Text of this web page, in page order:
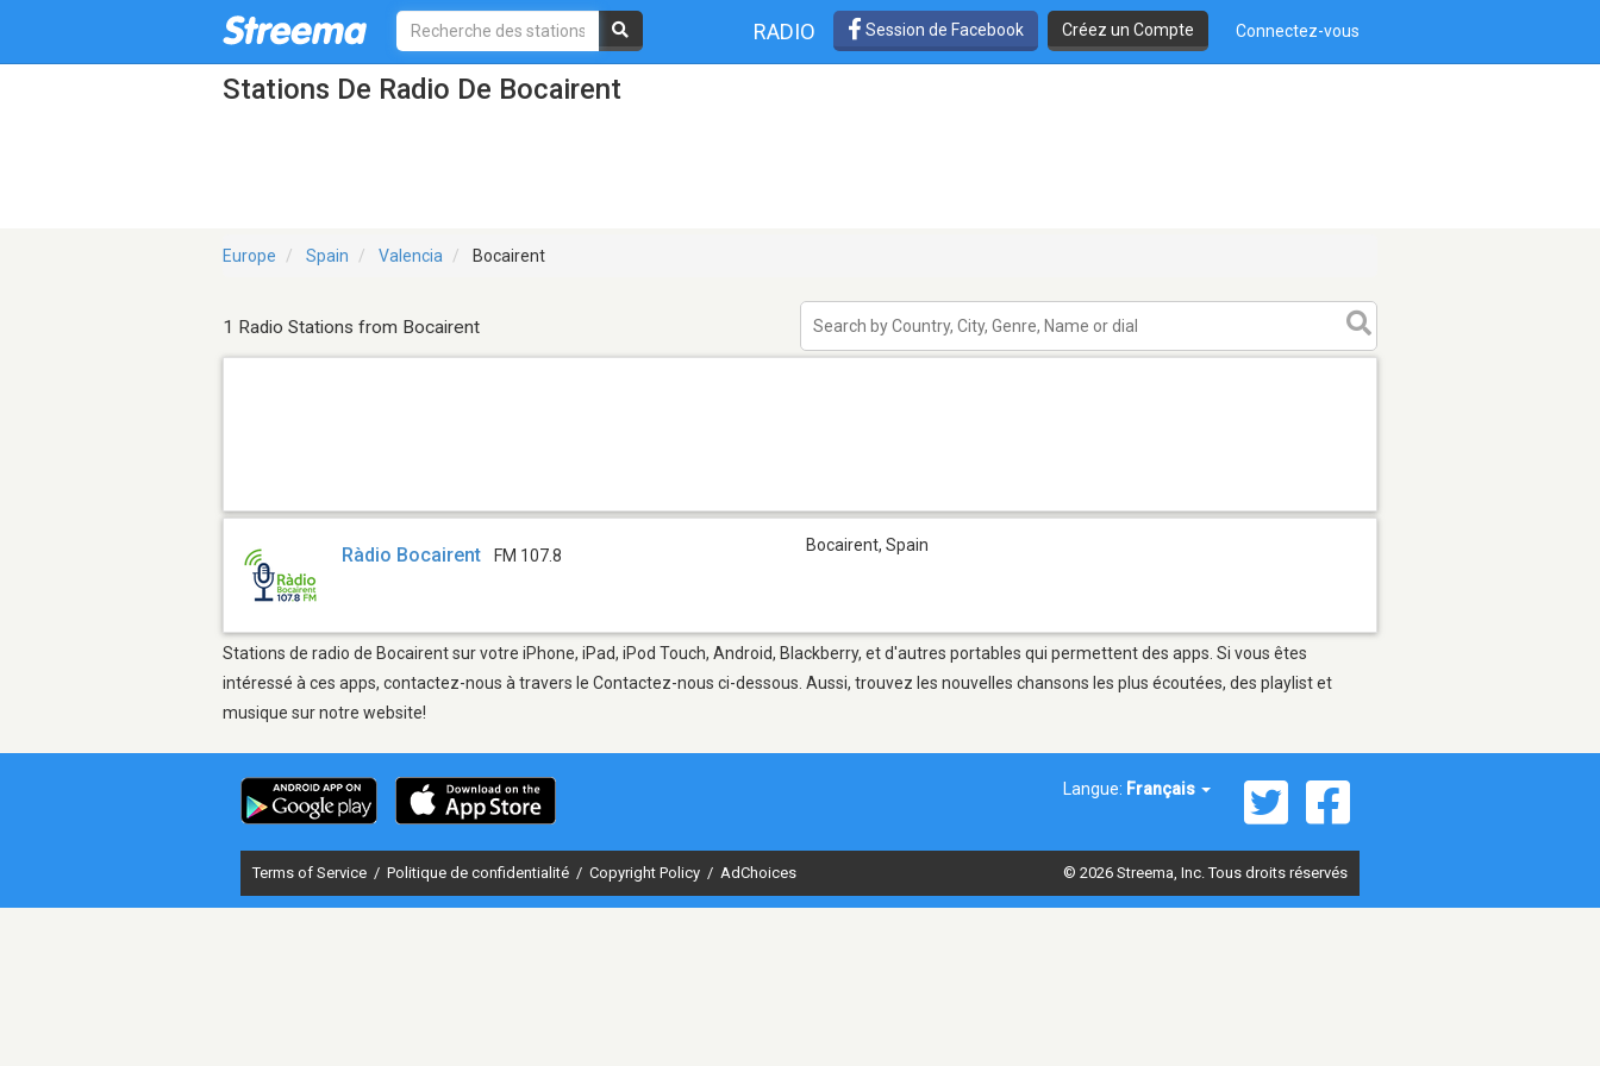
RADIO Session de Facebook Créez un Compte Connectez-vous
Stations De Radio De Bocairent
Europe Spain Valencia Bocairent
1 Radio Stations from Bocairent
Ràdio Bocairent FM 107.8
Bocairent, Spain
Stations de radio de Bocairent sur votre iPhone, iPad, iPod Touch, Android, Blackberry, et d'autres portables qui permettent des apps. Si vous êtes
intéressé à ces apps, contactez-nous à travers le Contactez-nous ci-dessous. Aussi, trouvez les nouvelles chansons les plus écoutées, des playlist et
musique sur notre website!
Langue: Français
Terms of Service / Politique de confidentialité / Copyright Policy / AdChoices © 2026 Streema, Inc. Tous droits réservés